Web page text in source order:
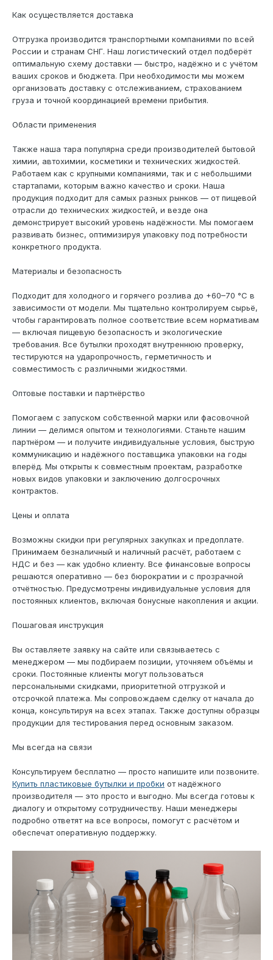
Как осуществляется доставка
Отгрузка производится транспортными компаниями по всей
России и странам СНГ. Наш логистический отдел подберёт
оптимальную схему доставки — быстро, надёжно и с учётом
ваших сроков и бюджета. При необходимости мы можем
организовать доставку с отслеживанием, страхованием
груза и точной координацией времени прибытия.
Области применения
Также наша тара популярна среди производителей бытовой
химии, автохимии, косметики и технических жидкостей.
Работаем как с крупными компаниями, так и с небольшими
стартапами, которым важно качество и сроки. Наша
продукция подходит для самых разных рынков — от пищевой
отрасли до технических жидкостей, и везде она
демонстрирует высокий уровень надёжности. Мы помогаем
развивать бизнес, оптимизируя упаковку под потребности
конкретного продукта.
Материалы и безопасность
Подходит для холодного и горячего розлива до +60–70 °C в
зависимости от модели. Мы тщательно контролируем сырьё,
чтобы гарантировать полное соответствие всем нормативам
— включая пищевую безопасность и экологические
требования. Все бутылки проходят внутреннюю проверку,
тестируются на ударопрочность, герметичность и
совместимость с различными жидкостями.
Оптовые поставки и партнёрство
Помогаем с запуском собственной марки или фасовочной
линии — делимся опытом и технологиями. Станьте нашим
партнёром — и получите индивидуальные условия, быструю
коммуникацию и надёжного поставщика упаковки на годы
вперёд. Мы открыты к совместным проектам, разработке
новых видов упаковки и заключению долгосрочных
контрактов.
Цены и оплата
Возможны скидки при регулярных закупках и предоплате.
Принимаем безналичный и наличный расчёт, работаем с
НДС и без — как удобно клиенту. Все финансовые вопросы
решаются оперативно — без бюрократии и с прозрачной
отчётностью. Предусмотрены индивидуальные условия для
постоянных клиентов, включая бонусные накопления и акции.
Пошаговая инструкция
Вы оставляете заявку на сайте или связываетесь с
менеджером — мы подбираем позиции, уточняем объёмы и
сроки. Постоянные клиенты могут пользоваться
персональными скидками, приоритетной отгрузкой и
отсрочкой платежа. Мы сопровождаем сделку от начала до
конца, консультируя на всех этапах. Также доступны образцы
продукции для тестирования перед основным заказом.
Мы всегда на связи
Консультируем бесплатно — просто напишите или позвоните.
Купить пластиковые бутылки и пробки от надёжного
производителя — это просто и выгодно. Мы всегда готовы к
диалогу и открытому сотрудничеству. Наши менеджеры
подробно ответят на все вопросы, помогут с расчётом и
обеспечат оперативную поддержку.